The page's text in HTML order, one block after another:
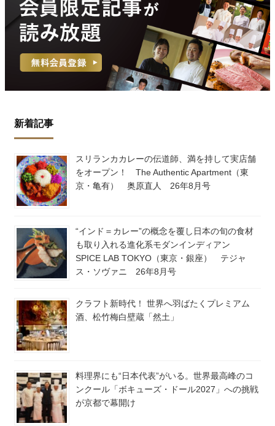
新着記事
スリランカカレーの伝道師、満を持して実店舗
をオープン！ The Authentic Apartment（東
京・亀有） 奥原直人 26年8月号
“インド＝カレー”の概念を覆し日本の旬の食材
も取り入れる進化系モダンインディアン
SPICE LAB TOKYO（東京・銀座） テジャ
ス・ソヴァニ 26年8月号
クラフト新時代！ 世界へ羽ばたくプレミアム
酒、松竹梅白壁蔵「然土」
料理界にも“日本代表”がいる。世界最高峰のコ
ンクール「ボキューズ・ドール2027」への挑戦
が京都で幕開け